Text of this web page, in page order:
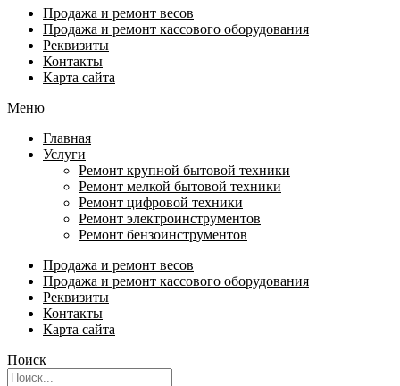
Продажа и ремонт весов
Продажа и ремонт кассового оборудования
Реквизиты
Контакты
Карта сайта
Меню
Главная
Услуги
Ремонт крупной бытовой техники
Ремонт мелкой бытовой техники
Ремонт цифровой техники
Ремонт электроинструментов​
Ремонт бензоинструментов
Продажа и ремонт весов
Продажа и ремонт кассового оборудования
Реквизиты
Контакты
Карта сайта
Поиск